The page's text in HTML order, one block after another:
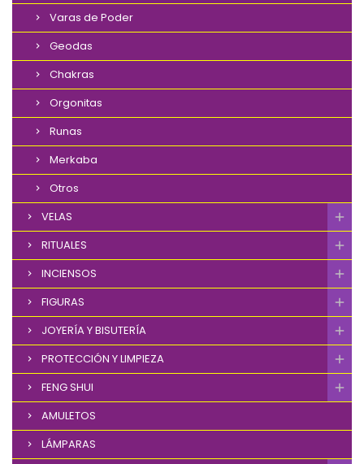
Varas de Poder
Geodas
Chakras
Orgonitas
Runas
Merkaba
Otros
VELAS
RITUALES
INCIENSOS
FIGURAS
JOYERÍA Y BISUTERÍA
PROTECCIÓN Y LIMPIEZA
FENG SHUI
AMULETOS
LÁMPARAS